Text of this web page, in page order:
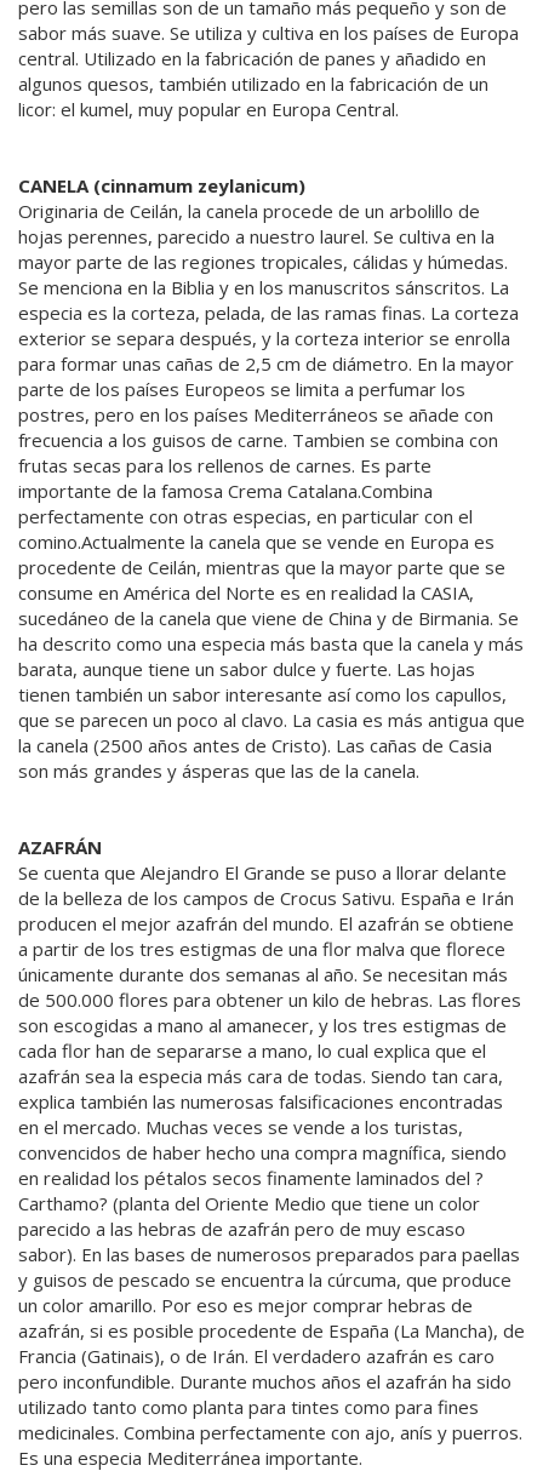
pero las semillas son de un tamaño más pequeño y son de
sabor más suave. Se utiliza y cultiva en los países de Europa
central. Utilizado en la fabricación de panes y añadido en
algunos quesos, también utilizado en la fabricación de un
licor: el kumel, muy popular en Europa Central.
CANELA (cinnamum zeylanicum)
Originaria de Ceilán, la canela procede de un arbolillo de
hojas perennes, parecido a nuestro laurel. Se cultiva en la
mayor parte de las regiones tropicales, cálidas y húmedas.
Se menciona en la Biblia y en los manuscritos sánscritos. La
especia es la corteza, pelada, de las ramas finas. La corteza
exterior se separa después, y la corteza interior se enrolla
para formar unas cañas de 2,5 cm de diámetro. En la mayor
parte de los países Europeos se limita a perfumar los
postres, pero en los países Mediterráneos se añade con
frecuencia a los guisos de carne. Tambien se combina con
frutas secas para los rellenos de carnes. Es parte
importante de la famosa Crema Catalana.Combina
perfectamente con otras especias, en particular con el
comino.Actualmente la canela que se vende en Europa es
procedente de Ceilán, mientras que la mayor parte que se
consume en América del Norte es en realidad la CASIA,
sucedáneo de la canela que viene de China y de Birmania. Se
ha descrito como una especia más basta que la canela y más
barata, aunque tiene un sabor dulce y fuerte. Las hojas
tienen también un sabor interesante así como los capullos,
que se parecen un poco al clavo. La casia es más antigua que
la canela (2500 años antes de Cristo). Las cañas de Casia
son más grandes y ásperas que las de la canela.
AZAFRÁN
Se cuenta que Alejandro El Grande se puso a llorar delante
de la belleza de los campos de Crocus Sativu. España e Irán
producen el mejor azafrán del mundo. El azafrán se obtiene
a partir de los tres estigmas de una flor malva que florece
únicamente durante dos semanas al año. Se necesitan más
de 500.000 flores para obtener un kilo de hebras. Las flores
son escogidas a mano al amanecer, y los tres estigmas de
cada flor han de separarse a mano, lo cual explica que el
azafrán sea la especia más cara de todas. Siendo tan cara,
explica también las numerosas falsificaciones encontradas
en el mercado. Muchas veces se vende a los turistas,
convencidos de haber hecho una compra magnífica, siendo
en realidad los pétalos secos finamente laminados del ?
Carthamo? (planta del Oriente Medio que tiene un color
parecido a las hebras de azafrán pero de muy escaso
sabor). En las bases de numerosos preparados para paellas
y guisos de pescado se encuentra la cúrcuma, que produce
un color amarillo. Por eso es mejor comprar hebras de
azafrán, si es posible procedente de España (La Mancha), de
Francia (Gatinais), o de Irán. El verdadero azafrán es caro
pero inconfundible. Durante muchos años el azafrán ha sido
utilizado tanto como planta para tintes como para fines
medicinales. Combina perfectamente con ajo, anís y puerros.
Es una especia Mediterránea importante.